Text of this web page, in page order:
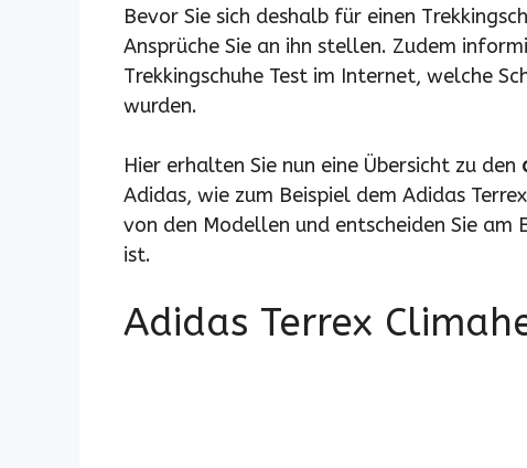
Bevor Sie sich deshalb für einen
Ansprüche Sie an ihn stellen. Zudem
Trekkingschuhe Test im Internet, welche
wurden.
Hier erhalten Sie nun eine Übersicht zu den
Adidas, wie zum Beispiel dem Adidas
von den Modellen und entscheiden Sie am
ist.
Adidas Terrex